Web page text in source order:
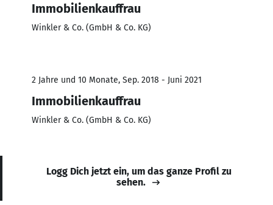
Immobilienkauffrau
Winkler & Co. (GmbH & Co. KG)
2 Jahre und 10 Monate, Sep. 2018 - Juni 2021
Immobilienkauffrau
Winkler & Co. (GmbH & Co. KG)
Logg Dich jetzt ein, um das ganze Profil zu
sehen.